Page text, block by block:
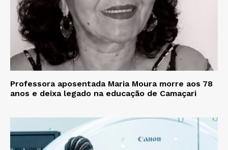
Professora aposentada Maria Moura morre aos 78
anos e deixa legado na educação de Camaçari